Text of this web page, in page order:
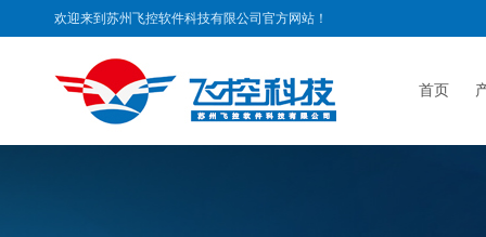
欢迎来到苏州飞控软件科技有限公司官方网站！
首页